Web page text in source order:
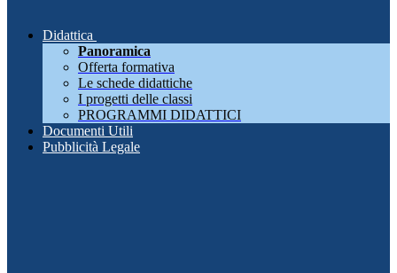
Didattica
Panoramica
Offerta formativa
Le schede didattiche
I progetti delle classi
PROGRAMMI DIDATTICI
Documenti Utili
Pubblicità Legale